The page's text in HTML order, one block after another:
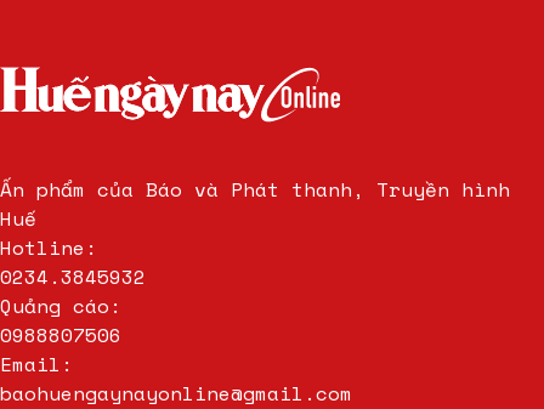
Ấn phẩm của Báo và Phát thanh, Truyền hình
Huế
Hotline:
0234.3845932
Quảng cáo:
0988807506
Email:
baohuengaynayonline@gmail.com